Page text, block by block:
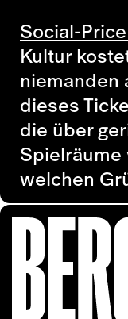
Social-
Kultur
niemanden
dieses
die über
welchen